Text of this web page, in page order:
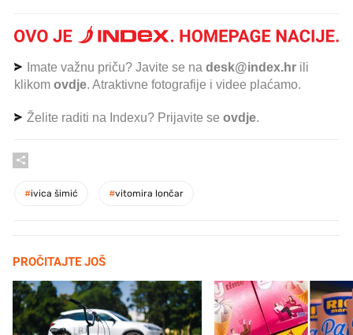
Imate važnu priču? Javite se na desk@index.hr ili
klikom ovdje. Atraktivne fotografije i videe plaćamo.
Želite raditi na Indexu? Prijavite se ovdje.
#ivica šimić #vitomira lončar
PROČITAJTE JOŠ